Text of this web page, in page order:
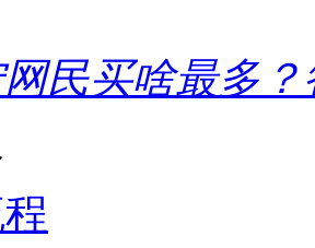
民买啥最多